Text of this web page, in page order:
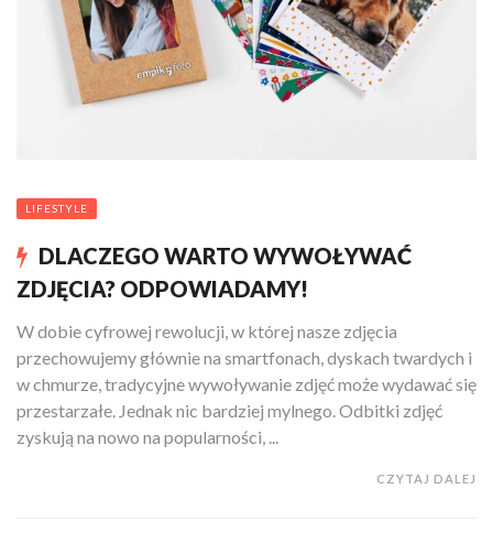
LIFESTYLE
DLACZEGO WARTO WYWOŁYWAĆ
ZDJĘCIA? ODPOWIADAMY!
W dobie cyfrowej rewolucji, w której nasze zdjęcia
przechowujemy głównie na smartfonach, dyskach twardych i
w chmurze, tradycyjne wywoływanie zdjęć może wydawać się
przestarzałe. Jednak nic bardziej mylnego. Odbitki zdjęć
zyskują na nowo na popularności, ...
CZYTAJ DALEJ